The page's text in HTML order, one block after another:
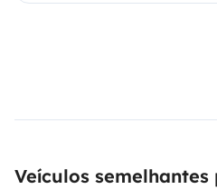
Veículos